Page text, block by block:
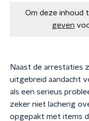
Om deze inhoud
geven
Naast de arrestaties
uitgebreid aandacht
als een serieus
zeker niet lacherig
opgepakt met items